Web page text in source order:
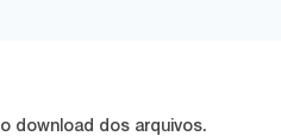
download dos arquivos.